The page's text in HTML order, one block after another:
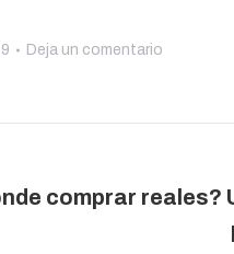
Deja un comentario
comprar reales?